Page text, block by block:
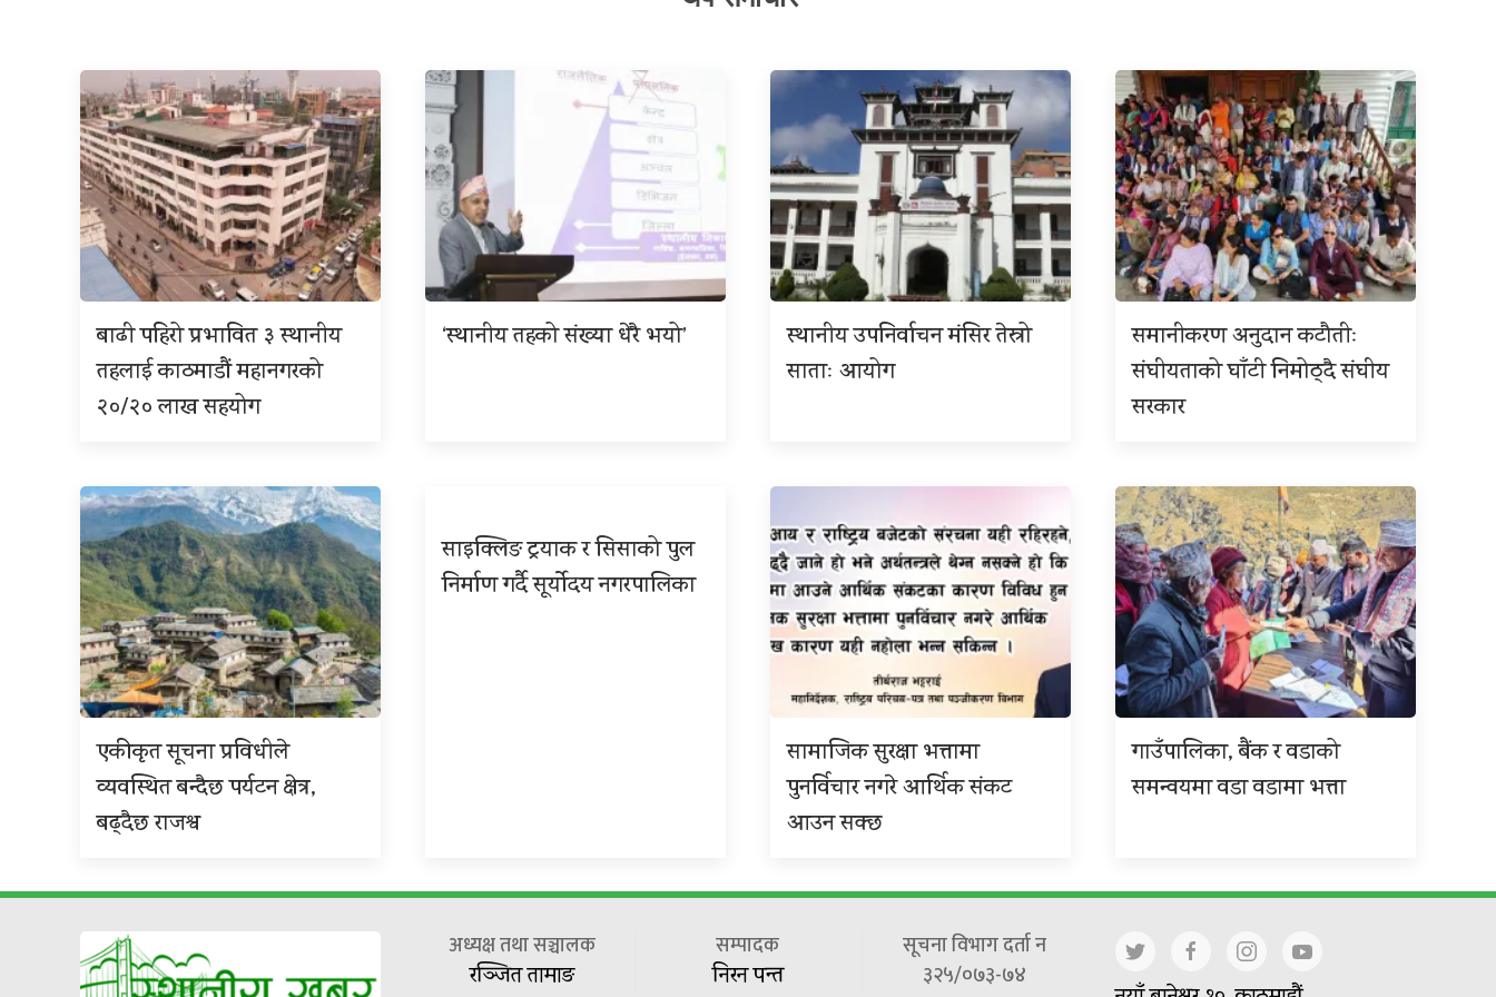
बाढी पहिरो प्रभावित ३ स्थानीय
तहलाई काठमाडौं महानगरको
२०/२० लाख सहयोग
‘स्थानीय तहको संख्या धेरै भयो’
स्थानीय उपनिर्वाचन मंसिर तेस्रो
साताः आयोग
समानीकरण अनुदान कटौतीः
संघीयताको घाँटी निमोठ्दै संघीय
सरकार
एकीकृत सूचना प्रविधीले
व्यवस्थित बन्दैछ पर्यटन क्षेत्र,
बढ्दैछ राजश्व
साइक्लिङ ट्रयाक र सिसाको पुल
निर्माण गर्दै सूर्योदय नगरपालिका
सामाजिक सुरक्षा भत्तामा
पुनर्विचार नगरे आर्थिक संकट
आउन सक्छ
गाउँपालिका, बैंक र वडाको
समन्वयमा वडा वडामा भत्ता
अध्यक्ष तथा सञ्चालक
रञ्जित तामाङ
सम्पादक
निरन पन्त
सूचना विभाग दर्ता न
३२५/०७३-७४